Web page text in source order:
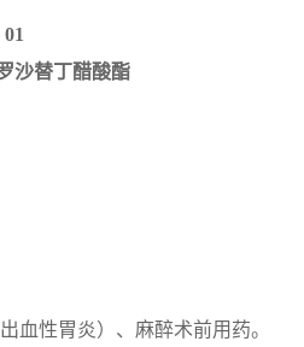
01
沙替丁醋酸酯
血性胃炎）、麻醉术前用药。